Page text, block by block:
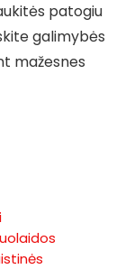
patogiu
galimybės
mažesnes